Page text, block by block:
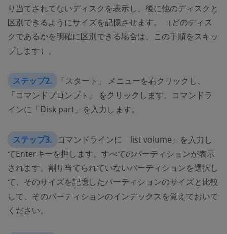
り当てされてないディスクを表示し、後に他のディスクと
区別できるようにサイズを記憶させます。 （どのディス
クであるかを明確に区別できる場合は、この手順をスキッ
プします）。
ステップ2.
「スタート」 メニューを右クリックし、
「コマンドプロンプト」 をクリックします。コマンドラ
インに「Disk part」を入力します。
ステップ3. コマンドラインに「list volume」を入力し
てEnterキーを押します。すべてのパーティションが表示
されます。割り当てられていないパーティションを選択し
て、そのサイズを記憶したパーティションのサイズと比較
して、そのパーティションのインデックスを覚えておいて
ください。